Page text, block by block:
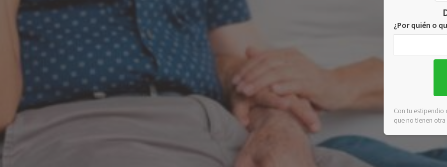
¿Por quién o
Con tu estipendio
que no tienen